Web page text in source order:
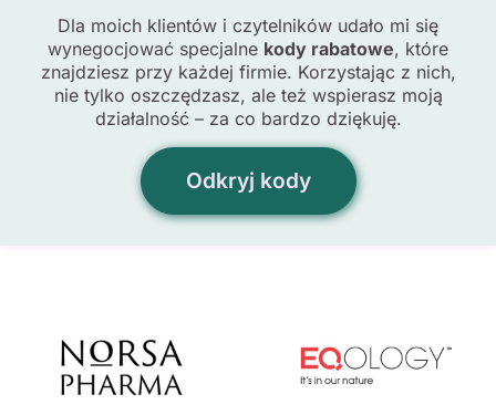
Dla moich klientów i czytelników udało mi się
wynegocjować specjalne kody rabatowe, które
znajdziesz przy każdej firmie. Korzystając z nich,
nie tylko oszczędzasz, ale też wspierasz moją
działalność – za co bardzo dziękuję.
Odkryj kody